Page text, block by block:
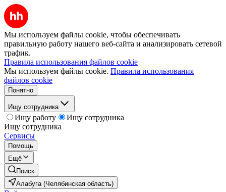
Мы используем файлы cookie, чтобы обеспечивать
правильную работу нашего веб-сайта и анализировать сетевой
трафик.
Правила использования файлов cookie
Мы используем файлы cookie. Правила использования
файлов cookie
Понятно
Ищу сотрудника
Ищу работу
Ищу сотрудника
Ищу сотрудника
Сервисы
Помощь
Ещё
Поиск
Алабуга (Челябинская область)